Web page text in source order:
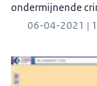
ondermijnende
06-04-2021 |